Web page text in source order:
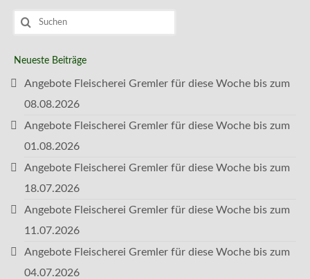
Suchen
nach:
Neueste Beiträge
Angebote Fleischerei Gremler für diese Woche bis zum
08.08.2026
Angebote Fleischerei Gremler für diese Woche bis zum
01.08.2026
Angebote Fleischerei Gremler für diese Woche bis zum
18.07.2026
Angebote Fleischerei Gremler für diese Woche bis zum
11.07.2026
Angebote Fleischerei Gremler für diese Woche bis zum
04.07.2026